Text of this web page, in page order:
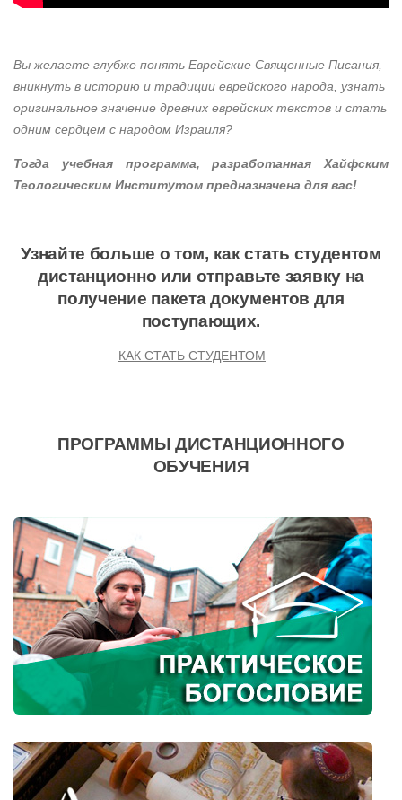
Вы желаете глубже понять Еврейские Священные Писания,
вникнуть в историю и традиции еврейского народа, узнать
оригинальное значение древних еврейских текстов и стать
одним сердцем с народом Израиля?
Тогда учебная программа, разработанная Хайфским
Теологическим Институтом предназначена для вас!
Узнайте больше о том, как стать студентом
дистанционно или отправьте заявку на
получение пакета документов для
поступающих.
КАК СТАТЬ СТУДЕНТОМ
ПРОГРАММЫ ДИСТАНЦИОННОГО
ОБУЧЕНИЯ